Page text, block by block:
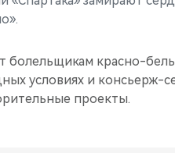
болельщикам красно-
условиях и консьерж-
проекты.